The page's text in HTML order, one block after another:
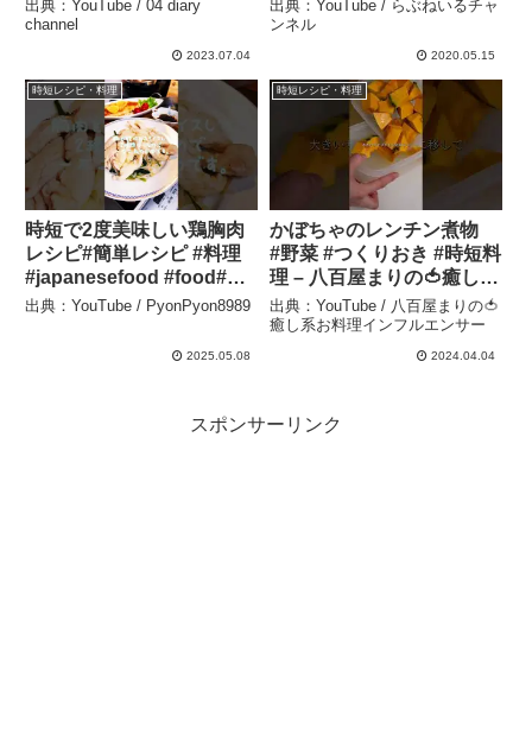
じそふりかけ#レンチンレ
シピ#shorts – 04 diary
出典：YouTube / 04 diary
channel
2023.07.04
出典：YouTube / らぶねいるチャ
ンネル
2020.05.15
時短レシピ・料理
時短で2度美味しい鶏胸肉
レシピ#簡単レシピ #料理
#japanesefood #food#飯
テロ – PyonPyon8989
出典：YouTube / PyonPyon8989
2025.05.08
時短レシピ・料理
かぼちゃのレンチン煮物
#野菜 #つくりおき #時短料
理 – 八百屋まりの🍅癒し系
お料理インフルエンサー
出典：YouTube / 八百屋まりの🍅
癒し系お料理インフルエンサー
2024.04.04
スポンサーリンク